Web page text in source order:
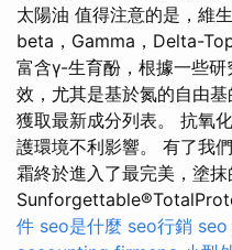
太陽油 值得注意的是，維
beta，Gamma，Delta-
富含γ-生育酚，根據一些
效，尤其是基於氮的自由
獲取最新成分列表。 抗氧
護環境不利影響。 有了我
霜終於進入了最完美，塗抹
件 seo是什麼 seo行銷 seo